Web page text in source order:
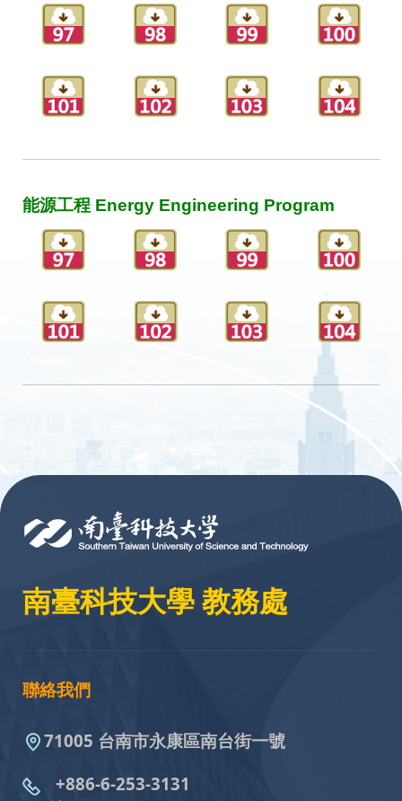
能源工程 Energy Engineering Program
南臺科技大學 教務處
聯絡我們
71005 台南市永康區南台街一號
+886-6-253-3131